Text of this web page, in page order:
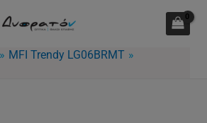
MFI Trendy LG06BRMT